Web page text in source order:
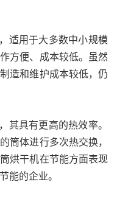
适用于大多数中小规模
方便、成本较低。虽然
造和维护成本较低，仍
其具有更高的热效率。
筒体进行多次热交换，
烘干机在节能方面表现
能的企业。